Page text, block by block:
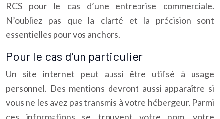
RCS pour le cas d’une entreprise commerciale.
N’oubliez pas que la clarté et la précision sont
essentielles pour vos anchors.
Pour le cas d’un particulier
Un site internet peut aussi être utilisé à usage
personnel. Des mentions devront aussi apparaître si
vous ne les avez pas transmis à votre hébergeur. Parmi
ces informations se trouvent votre nom, votre